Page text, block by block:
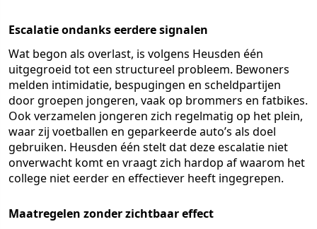
Escalatie ondanks eerdere signalen
Wat begon als overlast, is volgens Heusden één
uitgegroeid tot een structureel probleem. Bewoners
melden intimidatie, bespugingen en scheldpartijen
door groepen jongeren, vaak op brommers en fatbikes.
Ook verzamelen jongeren zich regelmatig op het plein,
waar zij voetballen en geparkeerde auto’s als doel
gebruiken. Heusden één stelt dat deze escalatie niet
onverwacht komt en vraagt zich hardop af waarom het
college niet eerder en effectiever heeft ingegrepen.
Maatregelen zonder zichtbaar effect